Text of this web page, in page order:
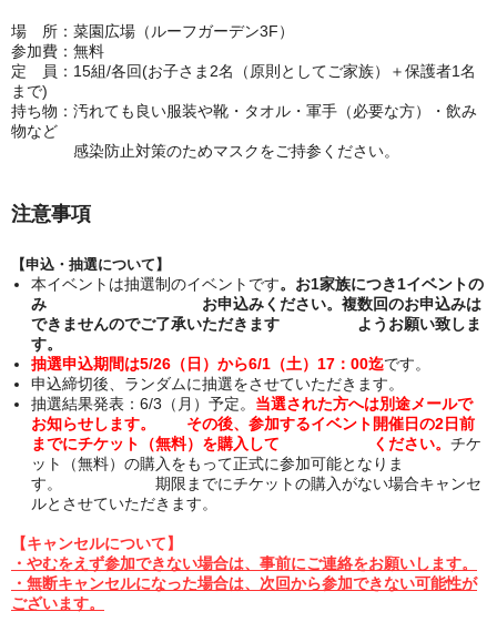
場 所：菜園広場（ルーフガーデン3F）
参加費：無料
定 員：15組/各回(お子さま2名（原則としてご家族）＋保護者1名
まで)
持ち物：汚れても良い服装や靴・タオル・軍手（必要な方）・飲み
物など
感染防止対策のためマスクをご持参ください。
注意事項
【申込・抽選について】
本イベントは抽選制のイベントです。お1家族につき1イベントの
み お申込みください。複数回のお申込みは
できませんのでご了承いただきます
ようお願い致しま
す。
抽選申込期間は5/26（日）から6/1（土）17：00迄です。
申込締切後、ランダムに抽選をさせていただきます。
抽選結果発表：6/3（月）予定。 当選された方へは別途メールで
お知らせします。 その後、参加するイベント開催日の2日前
までにチケット
（無料） を購入して ください。 チケ
ット（無料）の購入をもって正式に参加可能となりま
す。 期限までにチケットの購入がない場合キャンセ
ルとさせていただきます。
【キャンセルについて】
・やむをえず参加できない場合は、事前にご連絡をお願いします。
・無断キャンセルになった場合は、次回から参加できない可能性が
ございます。